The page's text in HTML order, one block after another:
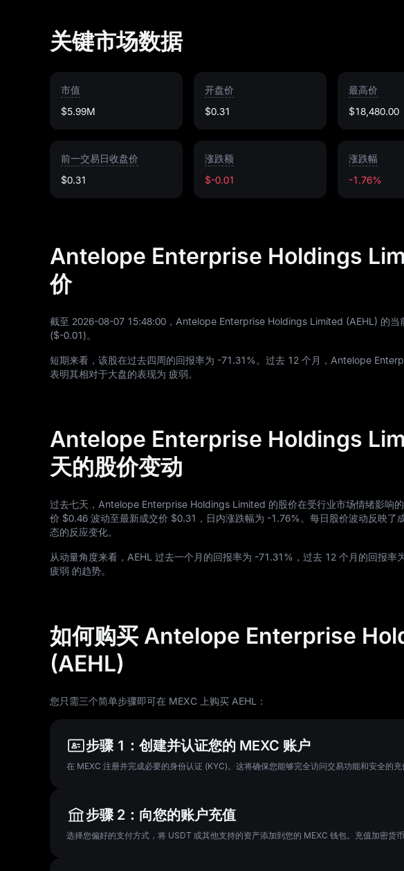
关键市场数据
市值
$5.99M
开盘价
$0.31
最高价
$18,480.00
前一交易日收盘价
$0.31
涨跌额
$-0.01
涨跌幅
-1.76%
Antelope Enterprise Holdings
价
截至 2026-08-07 15:48:00 ，Antelope Enterprise Holdings Limited (AEHL) 的当
($-0.01)。
短期来看，该股在过去四周的回报率为 -71.31%。过去 12 个月，Antelope
表明其相对于大盘的表现为 疲弱。
Antelope Enterprise Holdings
天的股价变动
过去七天，Antelope Enterprise Holdings Limited 的股价在受行业市场情绪影响
价 $0.46 波动至最新成交价 $0.31 ，日内涨跌幅为 -1.76%。每日股价波动反映了
态的反应变化。
从动量角度来看，AEHL 过去一个月的回报率为 -71.31% ，过去 12 个月的回报率
疲弱 的趋势。
如何购买 Antelope Enterprise
(AEHL)
您只需三个简单步骤即可在 MEXC 上购买 AEHL：
步骤 1：创建并认证您的 MEXC 账户
在 MEXC 注册并完成必要的身份认证 (KYC)。这将确保您能够完全访问交易功能和安全的充
步骤 2：向您的账户充值
选择您偏好的支付方式，将 USDT 或其他支持的资产添加到您的 MEXC 钱包。充值加密货币